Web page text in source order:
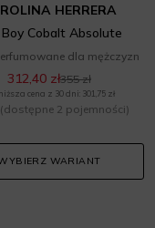
HERRERA
Boy Cobalt Absolute
dla mężczyzn
312,40 zł355 zł
cena z 30 dni: 301,75 zł
(dostępne 2 pojemności)
WARIANT